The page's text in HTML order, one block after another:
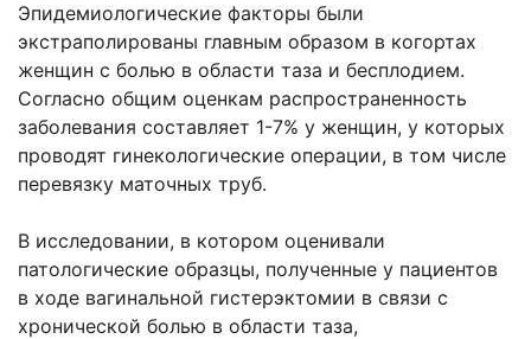
Эпидемиологические факторы были
экстраполированы главным образом в когортах
женщин с болью в области таза и бесплодием.
Согласно общим оценкам распространенность
заболевания составляет 1-7% у женщин, у которых
проводят гинекологические операции, в том числе
перевязку маточных труб.
В исследовании, в котором оценивали
патологические образцы, полученные у пациентов
в ходе вагинальной гистерэктомии в связи с
хронической болью в области таза,